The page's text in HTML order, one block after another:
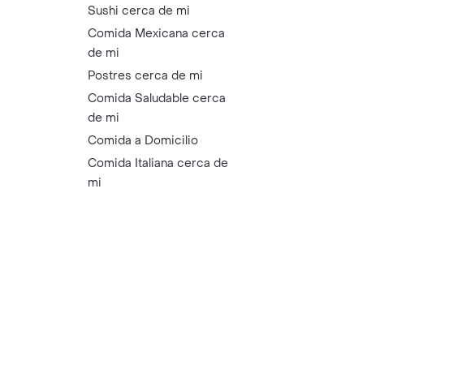
Sushi cerca de mi
Comida Mexicana cerca
de mi
Postres cerca de mi
Comida Saludable cerca
de mi
Comida a Domicilio
Comida Italiana cerca de
mi